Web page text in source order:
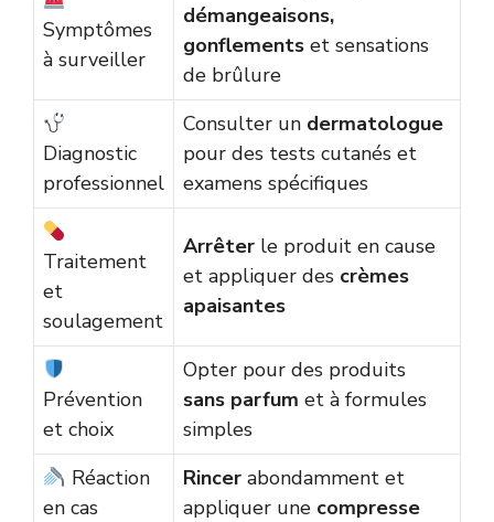
Symptômes
à surveiller
démangeaisons,
gonflements et sensations
de brûlure
Diagnostic
professionnel
Consulter un dermatologue
pour des tests cutanés et
examens spécifiques
Traitement
et
soulagement
Arrêter le produit en cause
et appliquer des crèmes
apaisantes
Prévention
et choix
Opter pour des produits
sans parfum et à formules
simples
Réaction
en cas
Rincer abondamment et
appliquer une compresse